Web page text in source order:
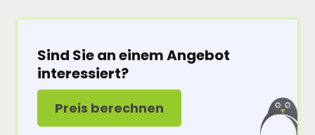
Sind Sie an einem Angebot
interessiert?
Preis berechnen